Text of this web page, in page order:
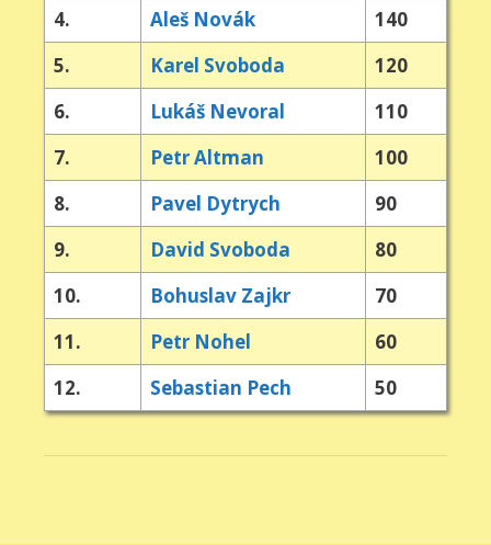
4.
Aleš Novák
140
5.
Karel Svoboda
120
6.
Lukáš Nevoral
110
7.
Petr Altman
100
8.
Pavel Dytrych
90
9.
David Svoboda
80
10.
Bohuslav Zajkr
70
11.
Petr Nohel
60
12.
Sebastian Pech 50